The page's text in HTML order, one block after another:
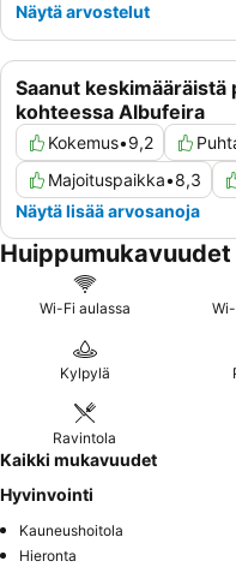
Saanut
kohteessa Albufeira
Kokemus•9,2
Majoituspaikka•8,3
Näytä lisää arvosanoja
Näytä arvostelut
Huippumukavuudet
Wi-Fi aulassa
Kylpylä
Ravintola
Kaikki mukavuudet
Hyvinvointi
Kauneushoitola
Hieronta